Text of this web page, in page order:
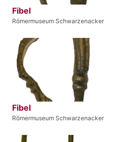
Fibel
Römermuseum Schwarzenacker
Fibel
Römermuseum Schwarzenacker